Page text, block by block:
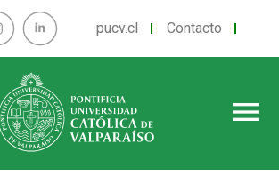
pucv.cl Contacto
menu